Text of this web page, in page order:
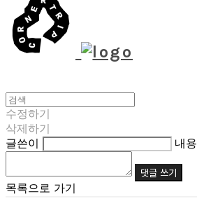
수정하기
삭제하기
글쓴이
내용
댓글 쓰기
목록으로 가기